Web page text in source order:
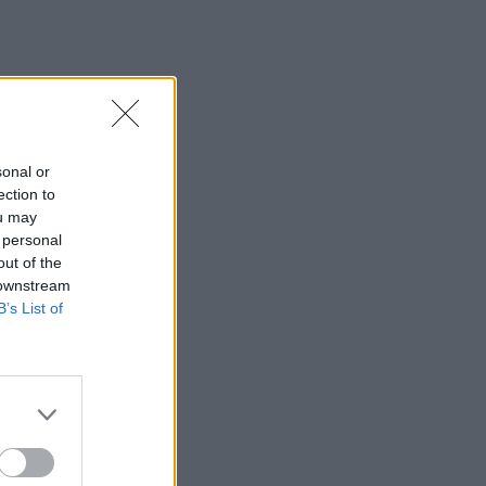
or
to
may
of the
List of
13:43
Κρήτη: Ο πολύ υψηλός κίνδυνος